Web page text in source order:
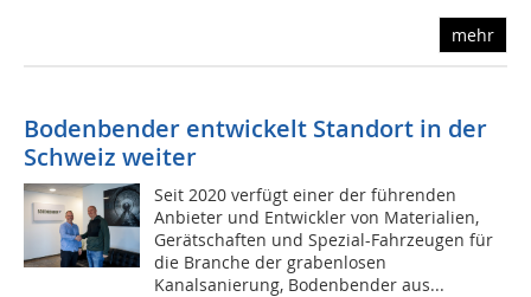
mehr
Bodenbender entwickelt Standort in der
Schweiz weiter
Seit 2020 verfügt einer der führenden
Anbieter und Entwickler von Materialien,
Gerätschaften und Spezial-Fahrzeugen für
die Branche der grabenlosen
Kanalsanierung, Bodenbender aus...